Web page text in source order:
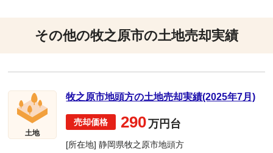
その他の牧之原市の土地売却実績
土地
牧之原市地頭方の土地売却実績(2025年7月)
290万円台
[所在地] 静岡県牧之原市地頭方